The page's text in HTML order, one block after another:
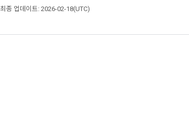
최종 업데이트: 2026-02-18(UTC)